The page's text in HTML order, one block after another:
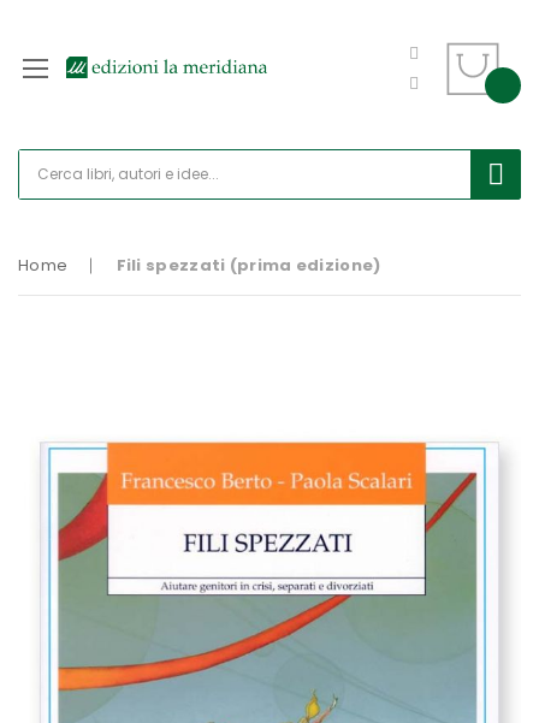
Home Fili spezzati (prima edizione)
della
galleria
immagini